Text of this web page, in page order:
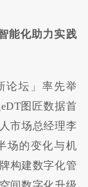
能化助力实践
论坛」率先举
图匠数据首
市场总经理李
场的变化与机
构建数字化管